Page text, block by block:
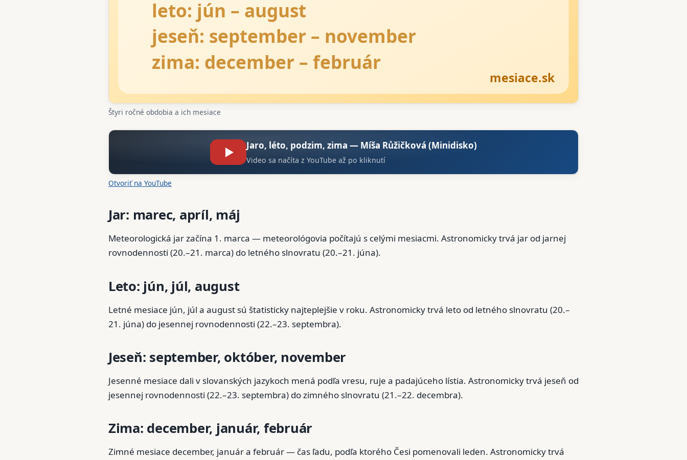
Štyri ročné obdobia a ich mesiace
▶ Jaro, léto, podzim, zima — Míša Růžičková (Minidisko)
Video sa načíta z YouTube až po kliknutí
Otvoriť na YouTube
Jar: marec, apríl, máj
Meteorologická jar začína 1. marca — meteorológovia počítajú s celými mesiacmi. Astronomicky trvá jar od jarnej
rovnodennosti (20.–21. marca) do letného slnovratu (20.–21. júna).
Leto: jún, júl, august
Letné mesiace jún, júl a august sú štatisticky najteplejšie v roku. Astronomicky trvá leto od letného slnovratu (20.–
21. júna) do jesennej rovnodennosti (22.–23. septembra).
Jeseň: september, október, november
Jesenné mesiace dali v slovanských jazykoch mená podľa vresu, ruje a padajúceho lístia. Astronomicky trvá jeseň od
jesennej rovnodennosti (22.–23. septembra) do zimného slnovratu (21.–22. decembra).
Zima: december, január, február
Zimné mesiace december, január a február — čas ľadu, podľa ktorého Česi pomenovali leden. Astronomicky trvá